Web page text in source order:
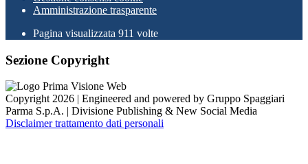
Amministrazione trasparente
Pagina visualizzata 911 volte
Sezione Copyright
Copyright 2026 | Engineered and powered by Gruppo Spaggiari
Parma S.p.A. | Divisione Publishing & New Social Media
Disclaimer trattamento dati personali